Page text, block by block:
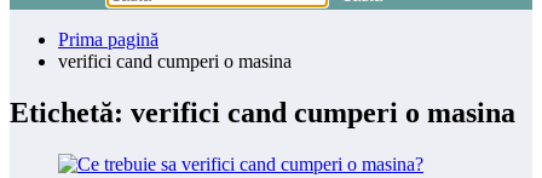
Prima pagină
verifici cand cumperi o masina
Etichetă: verifici cand cumperi o masina